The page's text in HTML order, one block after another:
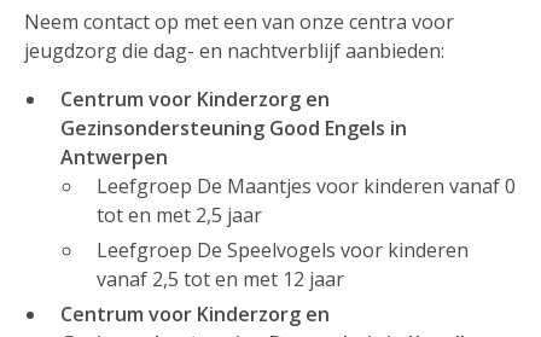
Neem contact op met een van onze centra voor
jeugdzorg die dag- en nachtverblijf aanbieden:
Centrum voor Kinderzorg en
Gezinsondersteuning Good Engels in
Antwerpen
Leefgroep De Maantjes voor kinderen vanaf 0
tot en met 2,5 jaar
Leefgroep De Speelvogels voor kinderen
vanaf 2,5 tot en met 12 jaar
Centrum voor Kinderzorg en